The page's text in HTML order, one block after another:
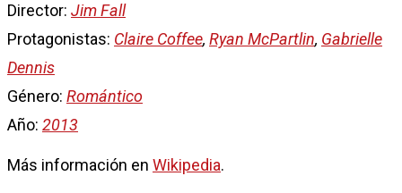
Director: Jim Fall
Protagonistas: Claire Coffee, Ryan McPartlin, Gabrielle
Dennis
Género: Romántico
Año: 2013
Más información en Wikipedia.